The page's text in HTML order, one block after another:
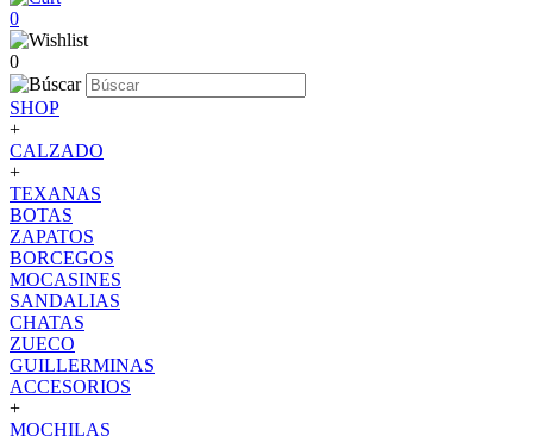
0
0
SHOP
+
CALZADO
+
TEXANAS
BOTAS
ZAPATOS
BORCEGOS
MOCASINES
SANDALIAS
CHATAS
ZUECO
GUILLERMINAS
ACCESORIOS
+
MOCHILAS